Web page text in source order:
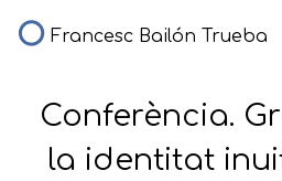
Francesc Bailón Trueba
Conferència.
la identitat